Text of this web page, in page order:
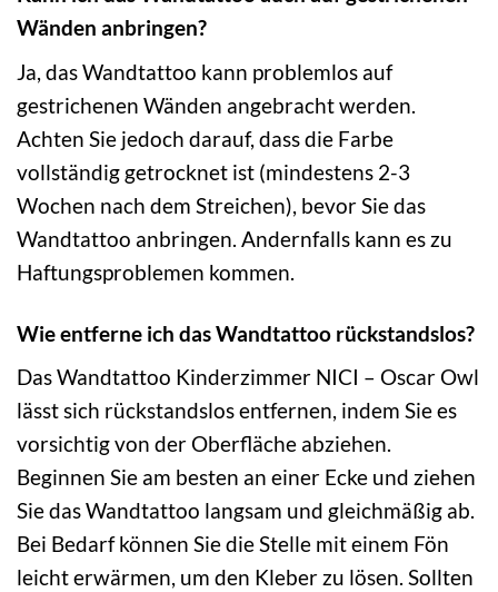
Wänden anbringen?
Ja, das Wandtattoo kann problemlos auf
gestrichenen Wänden angebracht werden.
Achten Sie jedoch darauf, dass die Farbe
vollständig getrocknet ist (mindestens 2-3
Wochen nach dem Streichen), bevor Sie das
Wandtattoo anbringen. Andernfalls kann es zu
Haftungsproblemen kommen.
Wie entferne ich das Wandtattoo rückstandslos?
Das Wandtattoo Kinderzimmer NICI – Oscar Owl
lässt sich rückstandslos entfernen, indem Sie es
vorsichtig von der Oberfläche abziehen.
Beginnen Sie am besten an einer Ecke und ziehen
Sie das Wandtattoo langsam und gleichmäßig ab.
Bei Bedarf können Sie die Stelle mit einem Fön
leicht erwärmen, um den Kleber zu lösen. Sollten